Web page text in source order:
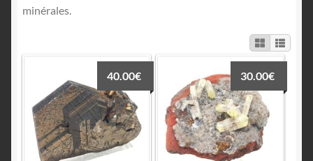
minérales.
40.00€ 30.00€